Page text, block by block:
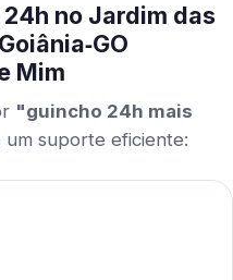
no Jardim das
Mim
"guincho 24h mais
um suporte eficiente: